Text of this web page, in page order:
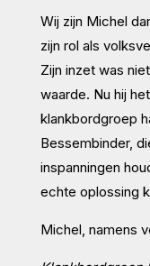
Wij zijn Michel
zijn rol als
Zijn inzet was
waarde. Nu hij
klankbordgroep
Bessembinder,
inspanningen
echte oplossing
Michel, namens